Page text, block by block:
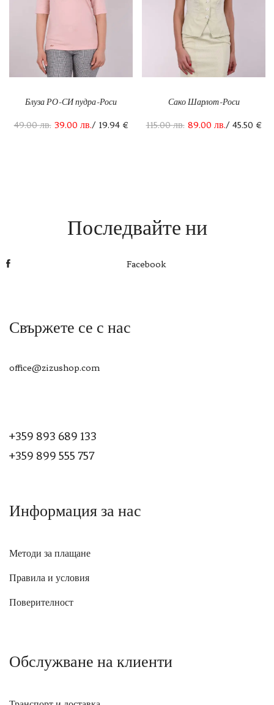
Блуза РО-СИ пудра-Роси
49.00лв. 39.00 лв./ 19.94 €
Сако Шарлот-Роси
115.00лв. 89.00 лв./ 45.50 €
Последвайте ни
Facebook
Свържете се с нас
office@zizushop.com
+359 893 689 133
+359 899 555 757
Информация за нас
Методи за плащане
Правила и условия
Поверителност
Обслужване на клиенти